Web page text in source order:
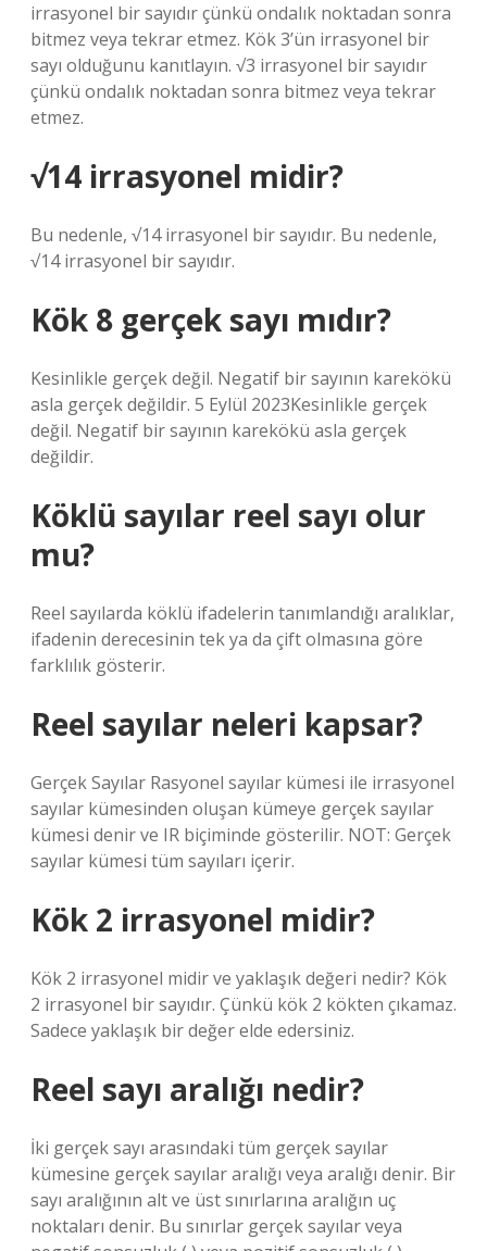
irrasyonel bir sayıdır çünkü ondalık noktadan sonra
bitmez veya tekrar etmez. Kök 3’ün irrasyonel bir
sayı olduğunu kanıtlayın. √3 irrasyonel bir sayıdır
çünkü ondalık noktadan sonra bitmez veya tekrar
etmez.
√14 irrasyonel midir?
Bu nedenle, √14 irrasyonel bir sayıdır. Bu nedenle,
√14 irrasyonel bir sayıdır.
Kök 8 gerçek sayı mıdır?
Kesinlikle gerçek değil. Negatif bir sayının karekökü
asla gerçek değildir. 5 Eylül 2023Kesinlikle gerçek
değil. Negatif bir sayının karekökü asla gerçek
değildir.
Köklü sayılar reel sayı olur
mu?
Reel sayılarda köklü ifadelerin tanımlandığı aralıklar,
ifadenin derecesinin tek ya da çift olmasına göre
farklılık gösterir.
Reel sayılar neleri kapsar?
Gerçek Sayılar Rasyonel sayılar kümesi ile irrasyonel
sayılar kümesinden oluşan kümeye gerçek sayılar
kümesi denir ve IR biçiminde gösterilir. NOT: Gerçek
sayılar kümesi tüm sayıları içerir.
Kök 2 irrasyonel midir?
Kök 2 irrasyonel midir ve yaklaşık değeri nedir? Kök
2 irrasyonel bir sayıdır. Çünkü kök 2 kökten çıkamaz.
Sadece yaklaşık bir değer elde edersiniz.
Reel sayı aralığı nedir?
İki gerçek sayı arasındaki tüm gerçek sayılar
kümesine gerçek sayılar aralığı veya aralığı denir. Bir
sayı aralığının alt ve üst sınırlarına aralığın uç
noktaları denir. Bu sınırlar gerçek sayılar veya